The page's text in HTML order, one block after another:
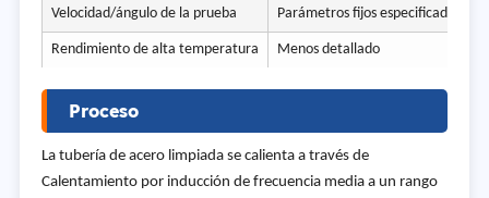
Velocidad/ángulo de la prueba Parámetros fijos especificados
Rendimiento de alta temperatura Menos detallado
Proceso
La tubería de acero limpiada se calienta a través de
Calentamiento por inducción de frecuencia media a un rango